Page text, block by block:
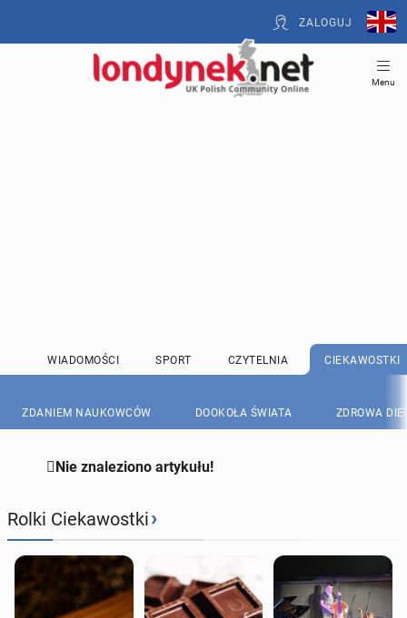
ZALOGUJ
Menu
WIADOMOŚCI SPORT CZYTELNIA CIEKAWOSTKI
ZDANIEM NAUKOWCÓW DOOKOŁA ŚWIATA ZDROWA
Nie znaleziono artykułu!
Rolki Ciekawostki›